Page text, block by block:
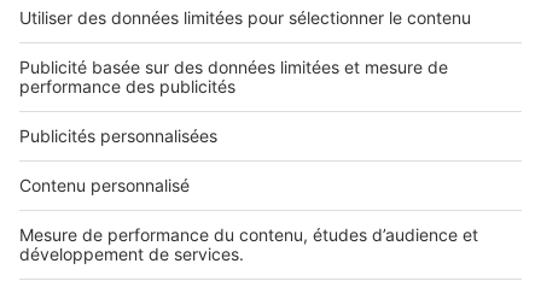
Découvrez nos applications
Services pro